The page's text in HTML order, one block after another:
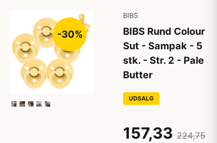
-30%
BIBS
BIBS Rund Colour
Sut - Sampak - 5
stk. - Str. 2 - Pale
Butter
UDSALG
157,33 224,75